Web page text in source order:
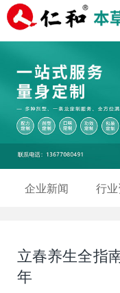
企业新闻 行
立春养生全指
年